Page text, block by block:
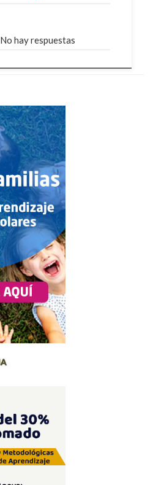
No hay respuestas